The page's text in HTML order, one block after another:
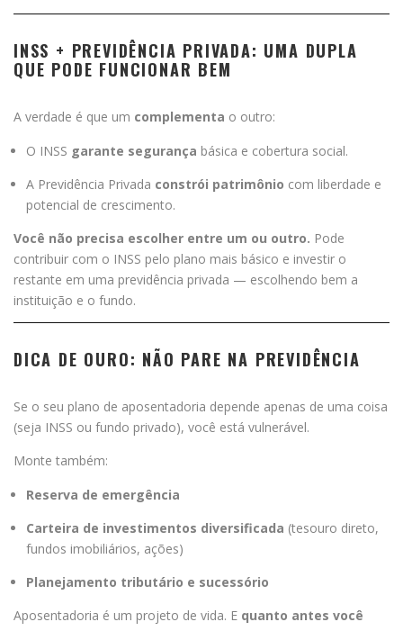
INSS + PREVIDÊNCIA PRIVADA: UMA DUPLA
QUE PODE FUNCIONAR BEM
A verdade é que um complementa o outro:
O INSS garante segurança básica e cobertura social.
A Previdência Privada constrói patrimônio com liberdade e
potencial de crescimento.
Você não precisa escolher entre um ou outro. Pode
contribuir com o INSS pelo plano mais básico e investir o
restante em uma previdência privada — escolhendo bem a
instituição e o fundo.
DICA DE OURO: NÃO PARE NA PREVIDÊNCIA
Se o seu plano de aposentadoria depende apenas de uma coisa
(seja INSS ou fundo privado), você está vulnerável.
Monte também:
Reserva de emergência
Carteira de investimentos diversificada (tesouro direto,
fundos imobiliários, ações)
Planejamento tributário e sucessório
Aposentadoria é um projeto de vida. E quanto antes você